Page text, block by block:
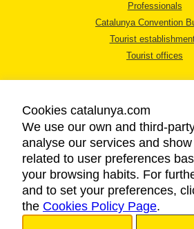
Professionals
Catalunya Convention
Tourist
Tourist offices
LEGAL NOTICE
PRIVACY POLICY
COOKIES POLICY
ACCESSIBILITY
Cookies catalunya.com
We use our own and third-
analyse our services and
related to user preferences
your browsing habits. For
and to set your preferences,
the Cookies Policy Page.